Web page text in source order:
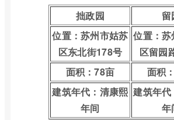
拙政园
留
位置：苏州市姑苏
区东北街178号
位置：
区留园
面积：78亩
面积
建筑年代：清康熙
年间
建筑年
年